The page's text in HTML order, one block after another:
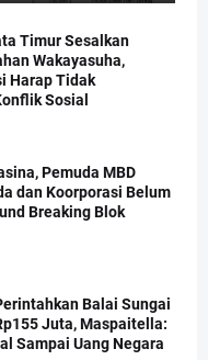
Timur Sesalkan
Wakayasuha,
Harap Tidak
Sosial
Pemuda MBD
dan Koorporasi Belum
Breaking Blok
Balai Sungai
Juta, Maspaitella:
Sampai Uang Negara